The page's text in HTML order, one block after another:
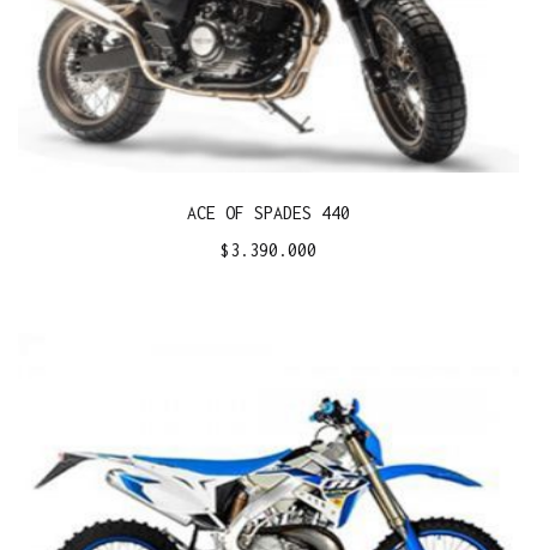
ACE OF SPADES 440
$3.390.000